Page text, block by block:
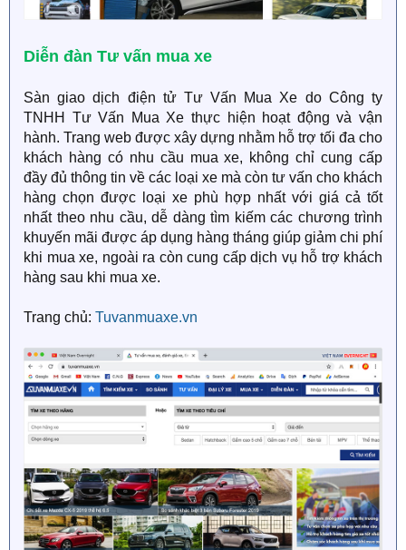
Diễn đàn Tư vấn mua xe
Sàn giao dịch điện tử Tư Vấn Mua Xe do Công ty
TNHH Tư Vấn Mua Xe thực hiện hoạt động và vận
hành. Trang web được xây dựng nhằm hỗ trợ tối đa cho
khách hàng có nhu cầu mua xe, không chỉ cung cấp
đầy đủ thông tin về các loại xe mà còn tư vấn cho khách
hàng chọn được loại xe phù hợp nhất với giá cả tốt
nhất theo nhu cầu, dễ dàng tìm kiếm các chương trình
khuyến mãi được áp dụng hàng tháng giúp giảm chi phí
khi mua xe, ngoài ra còn cung cấp dịch vụ hỗ trợ khách
hàng sau khi mua xe.
Trang chủ: Tuvanmuaxe.vn